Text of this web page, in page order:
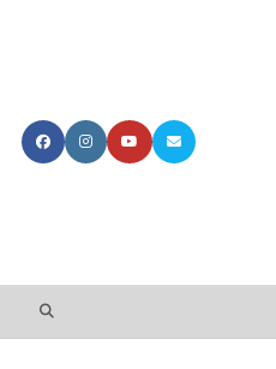
TOGGLE